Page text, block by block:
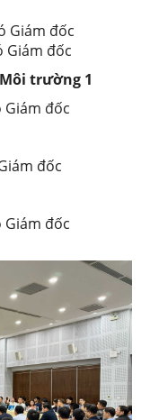
Giám đốc
Giám đốc
trường 1
Giám đốc
đốc
Giám đốc